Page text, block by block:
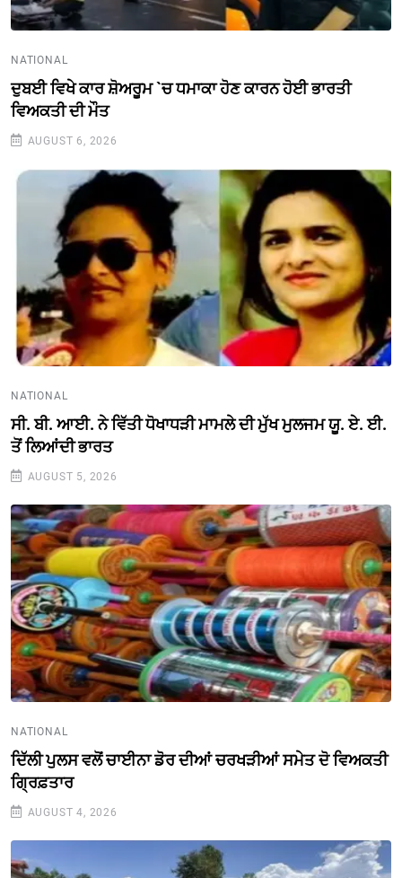
NATIONAL
ਦੁਬਈ ਵਿਖੇ ਕਾਰ ਸ਼ੋਅਰੂਮ `ਚ ਧਮਾਕਾ ਹੋਣ ਕਾਰਨ ਹੋਈ ਭਾਰਤੀ
ਵਿਅਕਤੀ ਦੀ ਮੌਤ
AUGUST 6, 2026
NATIONAL
ਸੀ. ਬੀ. ਆਈ. ਨੇ ਵਿੱਤੀ ਧੋਖਾਧੜੀ ਮਾਮਲੇ ਦੀ ਮੁੱਖ ਮੁਲਜਮ ਯੂ. ਏ. ਈ.
ਤੋਂ ਲਿਆਂਦੀ ਭਾਰਤ
AUGUST 5, 2026
NATIONAL
ਦਿੱਲੀ ਪੁਲਸ ਵਲੋਂ ਚਾਈਨਾ ਡੋਰ ਦੀਆਂ ਚਰਖੜੀਆਂ ਸਮੇਤ ਦੋ ਵਿਅਕਤੀ
ਗ੍ਰਿਫ਼ਤਾਰ
AUGUST 4, 2026